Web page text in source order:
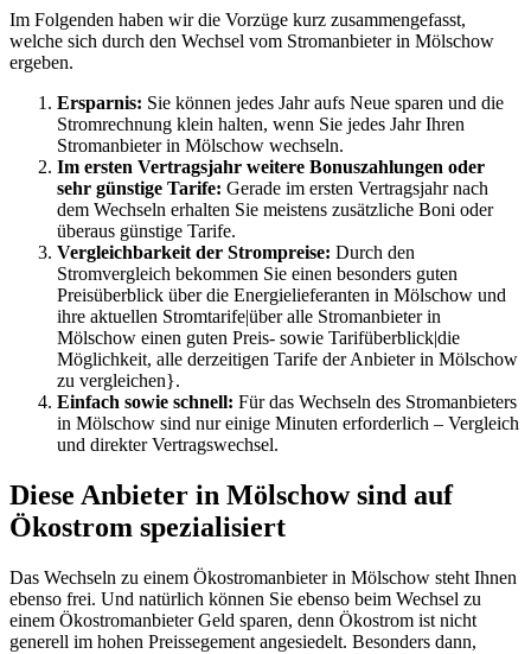
Im Folgenden haben wir die Vorzüge kurz zusammengefasst,
welche sich durch den Wechsel vom Stromanbieter in Mölschow
ergeben.
Ersparnis: Sie können jedes Jahr aufs Neue sparen und die
Stromrechnung klein halten, wenn Sie jedes Jahr Ihren
Stromanbieter in Mölschow wechseln.
Im ersten Vertragsjahr weitere Bonuszahlungen oder
sehr günstige Tarife: Gerade im ersten Vertragsjahr nach
dem Wechseln erhalten Sie meistens zusätzliche Boni oder
überaus günstige Tarife.
Vergleichbarkeit der Strompreise: Durch den
Stromvergleich bekommen Sie einen besonders guten
Preisüberblick über die Energielieferanten in Mölschow und
ihre aktuellen Stromtarife|über alle Stromanbieter in
Mölschow einen guten Preis- sowie Tarifüberblick|die
Möglichkeit, alle derzeitigen Tarife der Anbieter in Mölschow
zu vergleichen}.
Einfach sowie schnell: Für das Wechseln des Stromanbieters
in Mölschow sind nur einige Minuten erforderlich – Vergleich
und direkter Vertragswechsel.
Diese Anbieter in Mölschow sind auf
Ökostrom spezialisiert
Das Wechseln zu einem Ökostromanbieter in Mölschow steht Ihnen
ebenso frei. Und natürlich können Sie ebenso beim Wechsel zu
einem Ökostromanbieter Geld sparen, denn Ökostrom ist nicht
generell im hohen Preissegement angesiedelt. Besonders dann,